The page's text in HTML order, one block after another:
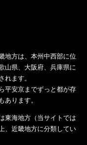
地方は、本州中西部に位
山県、大阪府、兵庫県に
れます。
平安京までずっと都が存
あります。
東海地方（当サイトでは
、近畿地方に分類してい